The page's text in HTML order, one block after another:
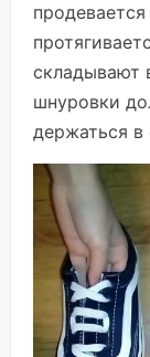
складывают
шнуровки
держаться в